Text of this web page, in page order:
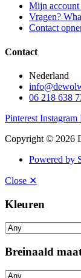
Mijn
Vragen?
Contact
Contact
Nederland
06 218 638
Pinterest Instagram
Copyright © 2026
Powered by
Close ✕
Kleuren
Breinaald